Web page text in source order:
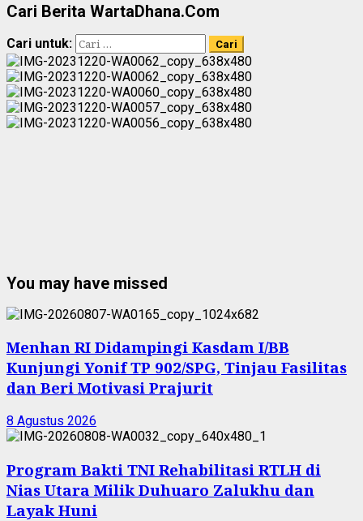
Cari Berita WartaDhana.Com
Cari untuk:
You may have missed
Menhan RI Didampingi Kasdam I/BB
Kunjungi Yonif TP 902/SPG, Tinjau Fasilitas
dan Beri Motivasi Prajurit
8 Agustus 2026
Program Bakti TNI Rehabilitasi RTLH di
Nias Utara Milik Duhuaro Zalukhu dan
Layak Huni